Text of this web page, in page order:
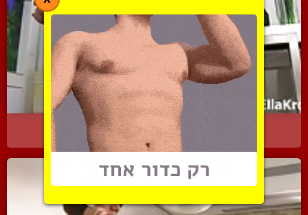
סשן יריקות פטיש עם פמדום...
| 0 המלצות